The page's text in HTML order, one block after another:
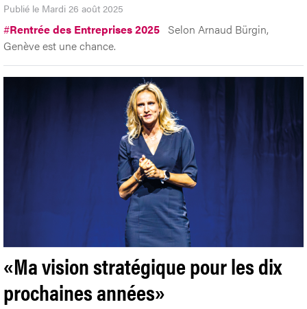
Publié le Mardi 26 août 2025
#Rentrée des Entreprises 2025 Selon Arnaud Bürgin,
Genève est une chance.
«Ma vision stratégique pour les dix
prochaines années»